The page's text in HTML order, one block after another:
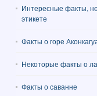
Интересные факты,
этикете
Факты о горе
Некоторые факты о
Факты о саванне